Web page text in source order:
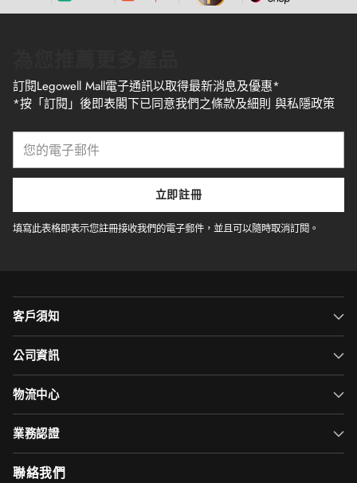
訂閱Legowell Mall電子通訊以取得最新消息及優惠*
*按「訂閱」後即表閣下已同意我們之條款及細則 與私隱政策
電
郵
件
立即註冊
填寫此表格即表示您註冊接收我們的電子郵件，並且可以隨時取消訂閱。
客戶須知
公司資訊
物流中心
業務認證
聯絡我們